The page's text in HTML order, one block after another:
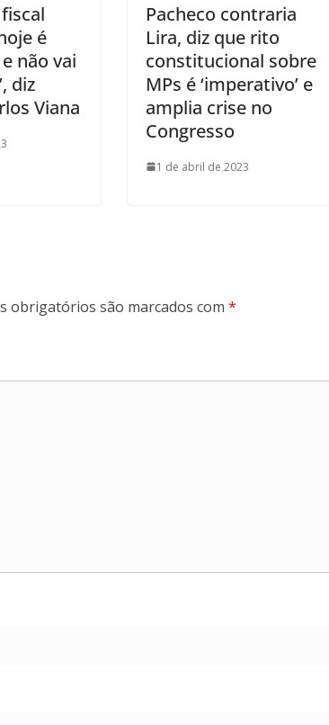
é
não vai
diz
Viana
Pacheco contraria
Lira, diz que rito
constitucional sobre
MPs é ‘imperativo’ e
amplia crise no
Congresso
1 de abril de 2023
obrigatórios são marcados com *